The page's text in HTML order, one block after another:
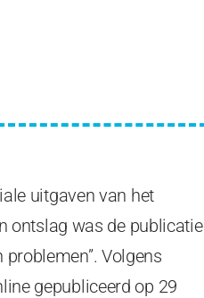
uitgaven van het
ontslag was de publicatie
Volgens
gepubliceerd op 29